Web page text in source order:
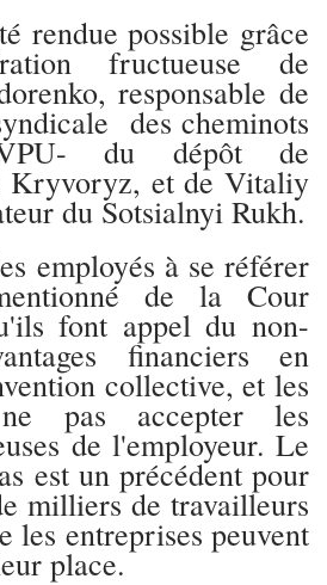
rendue possible grâce
fructueuse de
responsable de
des cheminots
du dépôt de
Kryvoryz, et de Vitaliy
du Sotsialnyi Rukh.
employés à se référer
de la Cour
font appel du non-
financiers en
collective, et les
pas accepter les
de l'employeur. Le
est un précédent pour
milliers de travailleurs
les entreprises peuvent
place.